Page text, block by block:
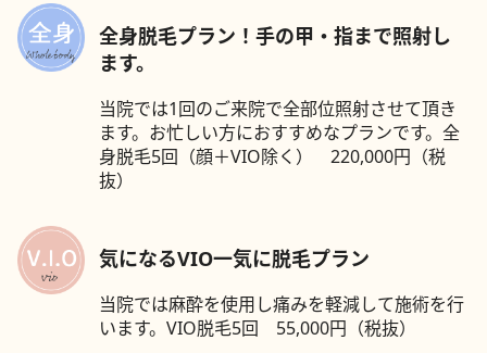
全身脱毛プラン！手の甲・指まで照射し
ます。
当院では1回のご来院で全部位照射させて頂き
ます。お忙しい方におすすめなプランです。全
身脱毛5回（顔＋VIO除く） 220,000円（税
抜）
気になるVIO一気に脱毛プラン
当院では麻酔を使用し痛みを軽減して施術を行
います。VIO脱毛5回 55,000円（税抜）